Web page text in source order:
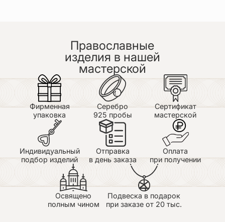
Православные
изделия в нашей
мастерской
Фирменная
упаковка
Серебро
925 пробы
Сертификат
мастерской
Индивидуальный
подбор изделий
Отправка
в день заказа
Оплата
при получении
Освящено
полным чином
Подвеска в подарок
при заказе от 20 тыс.